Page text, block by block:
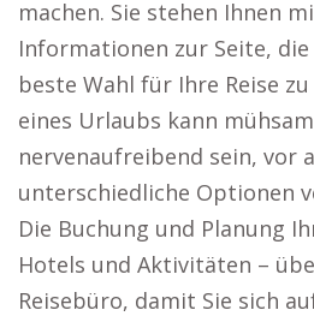
machen. Sie stehen Ihnen
Informationen zur Seite,
beste Wahl für Ihre Reise
eines Urlaubs kann
nervenaufreibend sein, vor
unterschiedliche Optionen
Die Buchung und Planung
Hotels und Aktivitäten –
Reisebüro, damit Sie sich